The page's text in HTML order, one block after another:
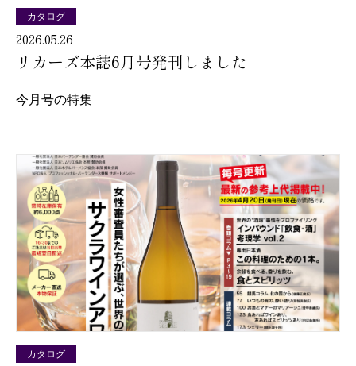
カタログ
2026.05.26
リカーズ本誌6月号発刊しました
今月号の特集
カタログ